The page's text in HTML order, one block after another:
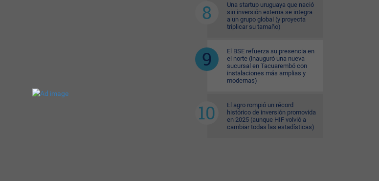
Una startup uruguaya que nació
sin inversión externa se integra
a un grupo global (y proyecta
triplicar su tamaño)
El BSE refuerza su presencia en
el norte (inauguró una nueva
sucursal en Tacuarembó con
instalaciones más amplias y
modernas)
El agro rompió un récord
histórico de inversión promovida
en 2025 (aunque HIF volvió a
cambiar todas las estadísticas)